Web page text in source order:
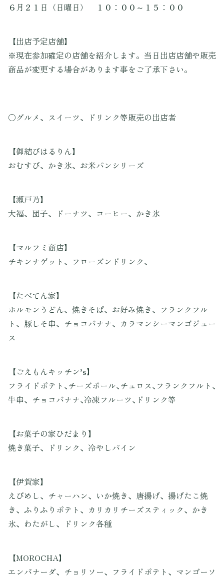
６月２１日（日曜日） １０：００～１５：００
【出店予定店舗】
※現在参加確定の店舗を紹介します。当日出店店舗や販売
商品が変更する場合があります事をご了承下さい。
〇グルメ、スイーツ、ドリンク等販売の出店者
【御結びはるりん】
おむすび、かき氷、お米パンシリーズ
【瀬戸乃】
大福、団子、ドーナツ、コーヒー、かき氷
【マルフミ商店】
チキンナゲット、フローズンドリンク、
【たべてん家】
ホルモンうどん、焼きそば、お好み焼き、フランクフル
ト、豚しそ串、チョコバナナ、カラマンシーマンゴジュー
ス
【ごえもんキッチン’s】
フライドポテト､チーズボール､チュロス､フランクフルト､
牛串、チョコバナナ､冷凍フルーツ､ドリンク等
【お菓子の家ひだまり】
焼き菓子、ドリンク、冷やしパイン
【伊賀家】
えびめし、チャーハン、いか焼き、唐揚げ、揚げたこ焼
き、ふりふりポテト、カリカリチーズスティック、かき
氷、わたがし、ドリンク各種
【MOROCHA】
エンパナーダ、チョリソー、フライドポテト、マンゴーソ